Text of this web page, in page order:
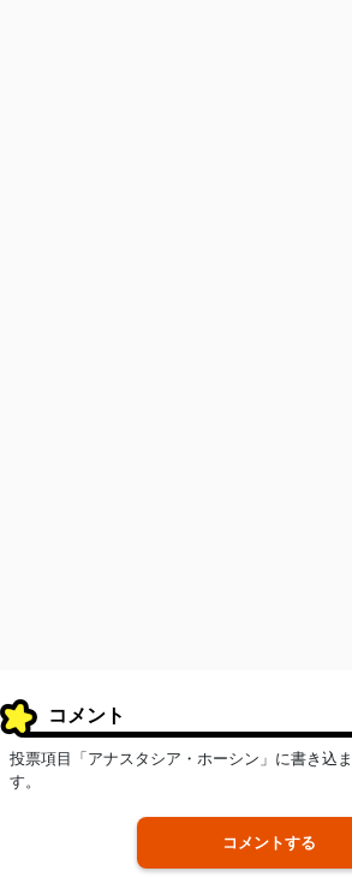
コメント
投票項目「アナスタシア・ホーシン」に書き込
す。
コメントする